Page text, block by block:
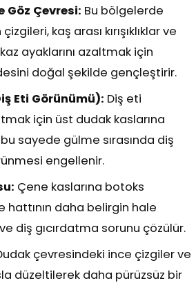
Göz Çevresi: Bu bölgelerde
kaş arası kırışıklıklar ve
ayaklarını azaltmak için
doğal şekilde gençleştirir.
Eti Görünümü): Diş eti
için üst dudak kaslarına
sayede gülme sırasında diş
engellenir.
Çene kaslarına botoks
hattının daha belirgin hale
diş gıcırdatma sorunu çözülür.
çevresindeki ince çizgiler ve
düzeltilerek daha pürüzsüz bir